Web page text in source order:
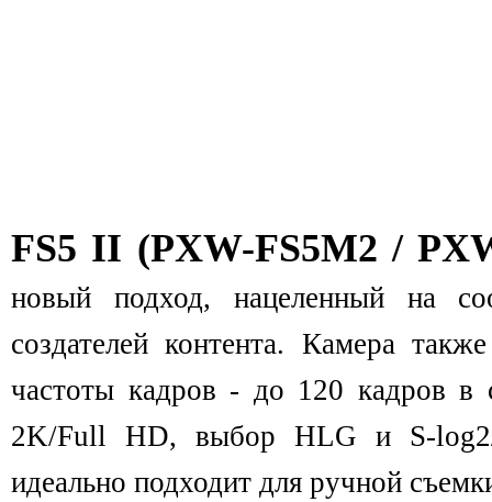
FS5 II (PXW-FS5M2 /
новый подход, нацеленный на
создателей контента. Камера
частоты кадров - до 120 кадров
2K/Full HD, выбор HLG и S-
идеально подходит для ручной